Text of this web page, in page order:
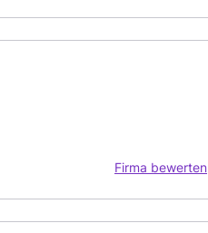
Firma bewerten